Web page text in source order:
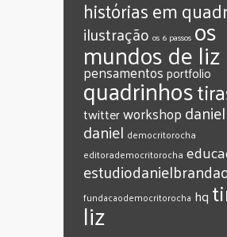
histórias em
ilustração os 6 passos os
mundos de liz
pensamentosportfolio
quadrinhos
twitterworkshop
‎daniel‬ ‎democritorocha
‎editorademocritorocha
‎fundacaodemocritorocha ‎hq
‪‎liz